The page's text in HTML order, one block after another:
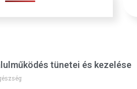
tünetei és kezelése